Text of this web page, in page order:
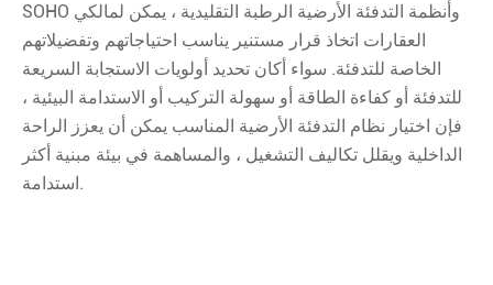
SOHO وأنظمة التدفئة الأرضية الرطبة التقليدية ، يمكن لمالكي
العقارات اتخاذ قرار مستنير يناسب احتياجاتهم وتفضيلاتهم
الخاصة للتدفئة. سواء أكان تحديد أولويات الاستجابة السريعة
للتدفئة أو كفاءة الطاقة أو سهولة التركيب أو الاستدامة البيئية ،
فإن اختيار نظام التدفئة الأرضية المناسب يمكن أن يعزز الراحة
الداخلية ويقلل تكاليف التشغيل ، والمساهمة في بيئة مبنية أكثر
استدامة.